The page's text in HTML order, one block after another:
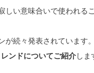
い意味合いで使われる
続々発表されています。
ンドについてご紹介しま